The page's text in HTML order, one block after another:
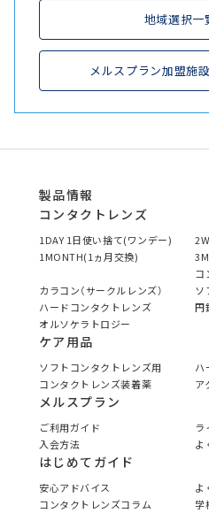
地域選択一
メルスプラン加盟施
製品情報
コンタクトレンズ
1DAY 1日使い捨て(ワンデー)
1MONTH(1ヵ月交換)
コ
カラコン（サークルレンズ）
ソ
ハードコンタクトレンズ
円
オルソケラトロジー
ケア用品
ソフトコンタクトレンズ用
ハ
コンタクトレンズ装着薬
ア
メルスプラン
ご利用ガイド
ラ
入会方法
よ
はじめてガイド
安心アドバイス
よ
コンタクトレンズコラム
学